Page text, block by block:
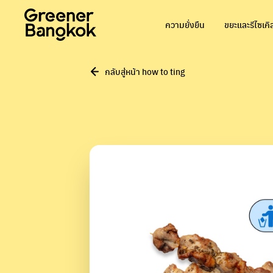
ความยั่งยืน ขยะและรีไซเคิ
กลับสู่หน้า how to ting